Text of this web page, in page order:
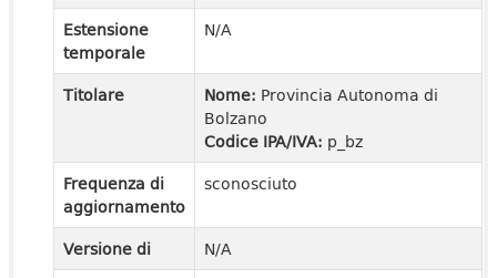
Estensione
temporale
N/A
Titolare Nome: Provincia Autonoma di
Bolzano
Codice IPA/IVA: p_bz
Frequenza di
aggiornamento
sconosciuto
Versione di
N/A